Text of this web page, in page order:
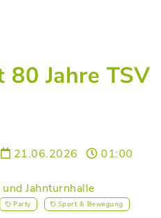
80 Jahre TSV
21.06.2026
01:00
Jahnturnhalle
Party Sport & Bewegung